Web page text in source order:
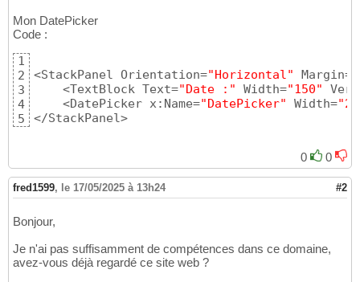
14
15
17
18
19
20
21
24
25
26
28
30
31
<ColumnDefinition
<ColumnDefinition
                    <!-- Bordure -->
                    <Border Grid.ColumnSpan=
                        Background=
"{
                        BorderBrush=
                        CornerRadius=
"4" />
                    <!-- Zone de texte -->
<DatePickerTextBox
                                   Padding=
Mon DatePicker
Code :
1
2
3
4
5
<StackPanel Orientation="Horizontal" Margin=
    <TextBlock Text=
"Date :" Width="150"
    <DatePicker x:Name=
"DatePicker" Width=
</StackPanel>
0 0
fred1599, le 17/05/2025 à 13h24 #2
Bonjour,
Je n'ai pas suffisamment de compétences dans ce domaine,
avez-vous déjà regardé ce site web ?